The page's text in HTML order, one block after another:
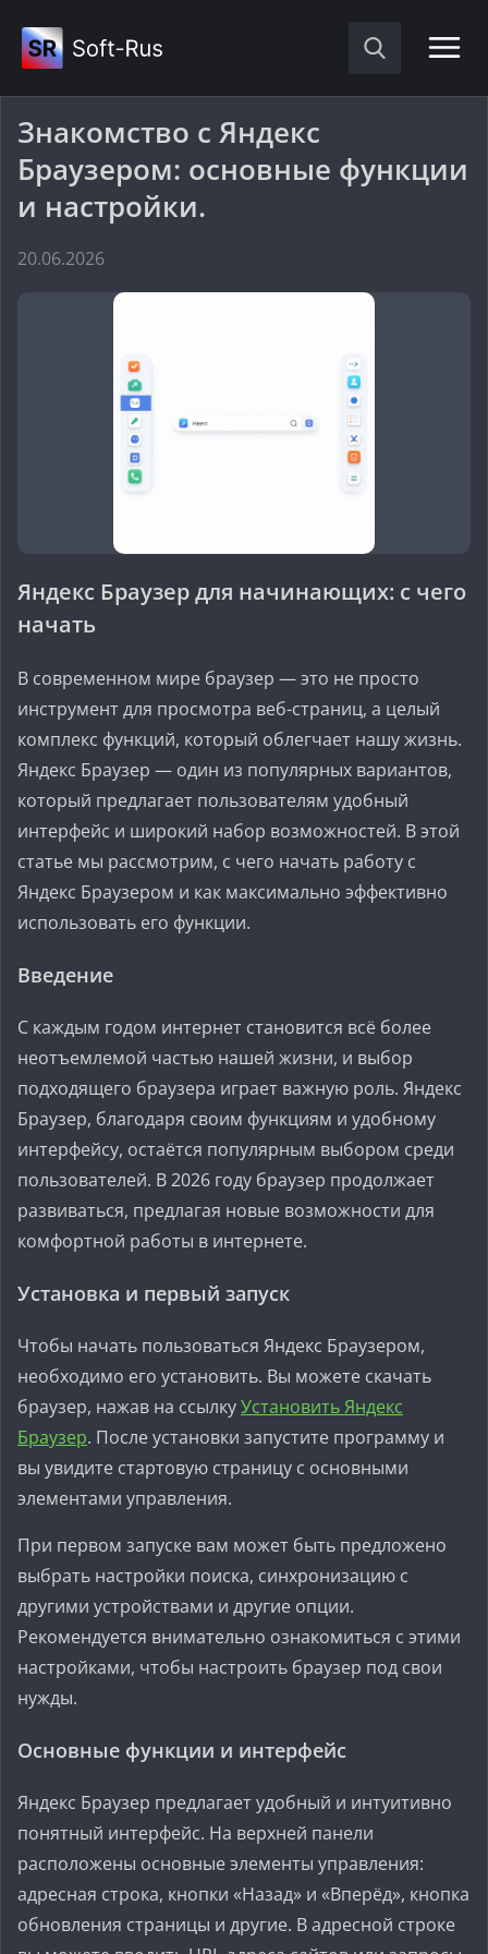
Знакомство с Яндекс
Браузером: основные функции
и настройки.
20.06.2026
Яндекс Браузер для начинающих: с чего
начать
В современном мире браузер — это не просто
инструмент для просмотра веб-страниц, а целый
комплекс функций, который облегчает нашу жизнь.
Яндекс Браузер — один из популярных вариантов,
который предлагает пользователям удобный
интерфейс и широкий набор возможностей. В этой
статье мы рассмотрим, с чего начать работу с
Яндекс Браузером и как максимально эффективно
использовать его функции.
Введение
С каждым годом интернет становится всё более
неотъемлемой частью нашей жизни, и выбор
подходящего браузера играет важную роль. Яндекс
Браузер, благодаря своим функциям и удобному
интерфейсу, остаётся популярным выбором среди
пользователей. В 2026 году браузер продолжает
развиваться, предлагая новые возможности для
комфортной работы в интернете.
Установка и первый запуск
Чтобы начать пользоваться Яндекс Браузером,
необходимо его установить. Вы можете скачать
браузер, нажав на ссылкуУстановить Яндекс
Браузер. После установки запустите программу и
вы увидите стартовую страницу с основными
элементами управления.
При первом запуске вам может быть предложено
выбрать настройки поиска, синхронизацию с
другими устройствами и другие опции.
Рекомендуется внимательно ознакомиться с этими
настройками, чтобы настроить браузер под свои
нужды.
Основные функции и интерфейс
Яндекс Браузер предлагает удобный и интуитивно
понятный интерфейс. На верхней панели
расположены основные элементы управления:
адресная строка, кнопки «Назад» и «Вперёд», кнопка
обновления страницы и другие. В адресной строке